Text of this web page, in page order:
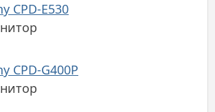
CPD-E530
CPD-G400P